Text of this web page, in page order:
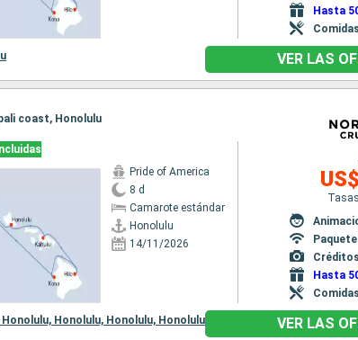
Hasta
VER LAS
coast, Honolulu
Pride of America
8 d
Camarote estándar
Honolulu
14/11/2026
Hasta
Honolulu, Honolulu, Honolulu, Honolulu VER LAS